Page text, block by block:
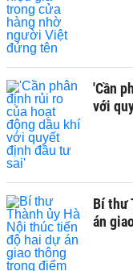
'Cần
với
Bí thư
án